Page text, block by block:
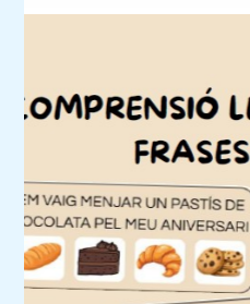
sota control.
eficient: Optimitza
diàries i setmanals
Mantenir un
mà tota la
horaris, grups i
Fomentar un
alegre i la cita
cada dia a l’aula.
Personalitzar la